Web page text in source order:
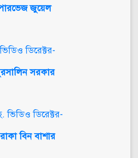
জুয়েল
ডিরেক্টর-
সরকার
ভিডিও ডিরেক্টর-
বিন বাশার